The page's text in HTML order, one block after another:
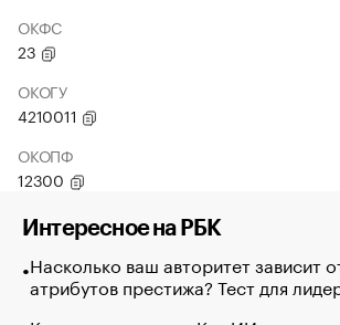
ОКФС
23
ОКОГУ
4210011
ОКОПФ
12300
Интересное на РБК
Насколько ваш авторитет зависит
атрибутов престижа? Тест для